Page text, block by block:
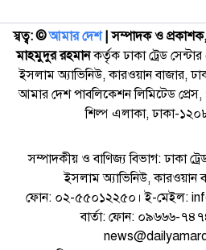
স্বত্ব: ©️আমার দেশ| সম্পাদক ও
মাহমুদুর রহমানকর্তৃক ঢাকা ট্রেড
ইসলাম অ্যাভিনিউ, কারওয়ান বাজার,
আমার দেশ পাবলিকেশন লিমিটেড
শিল্প এলাকা, ঢাকা-
সম্পাদকীয় ও বাণিজ্য বিভাগ: ঢাকা
ইসলাম অ্যাভিনিউ, কারওয়ান
ফোন: ০২-৫৫০১২২৫০। ই-মেইল:
বার্তা: ফোন: ০৯৬৬৬-